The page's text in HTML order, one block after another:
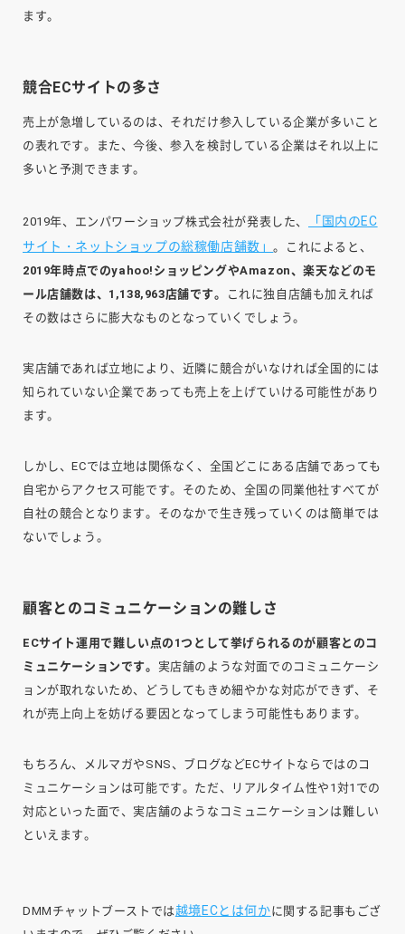
ます。
競合ECサイトの多さ
売上が急増しているのは、それだけ参入している企業が多いこと
の表れです。また、今後、参入を検討している企業はそれ以上に
多いと予測できます。
2019年、エンパワーショップ株式会社が発表した、
「国内のEC
サイト・ネットショップの総稼働店舗数」。これによると、
2019年時点でのyahoo!ショッピングやAmazon、楽天などのモ
ール店舗数は、1,138,963店舗です。
これに独自店舗も加えれば
その数はさらに膨大なものとなっていくでしょう。
実店舗であれば立地により、近隣に競合がいなければ全国的には
知られていない企業であっても売上を上げていける可能性があり
ます。
しかし、ECでは立地は関係なく、全国どこにある店舗であっても
自宅からアクセス可能です。そのため、全国の同業他社すべてが
自社の競合となります。そのなかで生き残っていくのは簡単では
ないでしょう。
顧客とのコミュニケーションの難しさ
ECサイト運用で難しい点の1つとして挙げられるのが顧客とのコ
ミュニケーションです。 実店舗のような対面でのコミュニケーシ
ョンが取れないため、どうしてもきめ細やかな対応ができず、そ
れが売上向上を妨げる要因となってしまう可能性もあります。
もちろん、メルマガやSNS、ブログなどECサイトならではのコ
ミュニケーションは可能です。ただ、リアルタイム性や1対1での
対応といった面で、実店舗のようなコミュニケーションは難しい
といえます。
DMMチャットブーストでは越境ECとは何かに関する記事もござ